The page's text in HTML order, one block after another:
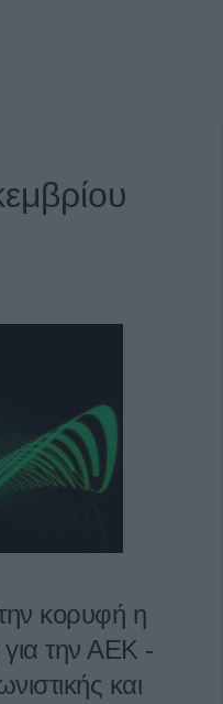
κορυφή η
την ΑΕΚ -
και